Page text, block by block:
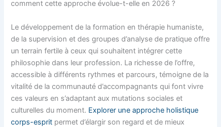
comment cette approche évolue-t-elle en 2026 ?
Le développement de la formation en thérapie humaniste,
de la supervision et des groupes d’analyse de pratique offre
un terrain fertile à ceux qui souhaitent intégrer cette
philosophie dans leur profession. La richesse de l’offre,
accessible à différents rythmes et parcours, témoigne de la
vitalité de la communauté d’accompagnants qui font vivre
ces valeurs en s’adaptant aux mutations sociales et
culturelles du moment. Explorer une approche holistique
corps-esprit permet d’élargir son regard et de mieux